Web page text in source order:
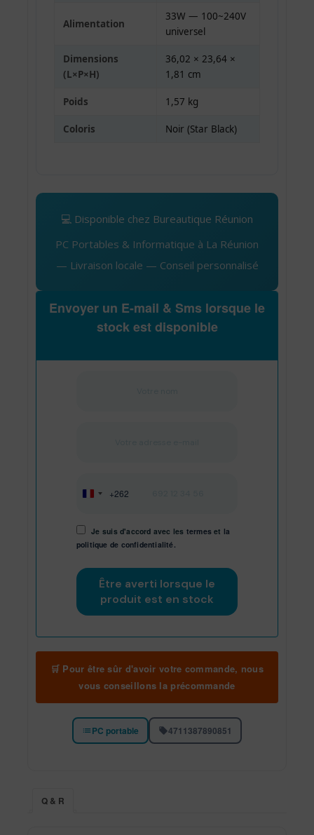
Alimentation
33W — 100~240V
universel
Dimensions
(L×P×H)
36,02 × 23,64 ×
1,81 cm
Poids 1,57 kg
Coloris Noir (Star Black)
💻 Disponible chez Bureautique Réunion
PC Portables & Informatique à La Réunion
— Livraison locale — Conseil personnalisé
Envoyer un E-mail & Sms lorsque le
stock est disponible
Réunion
+262
Je suis d'accord avec les termeset la
politique de confidentialité.
🛒 Pour être sûr d'avoir votre commande, nous
vous conseillons la précommande
PC portable 4711387890851
Q & R